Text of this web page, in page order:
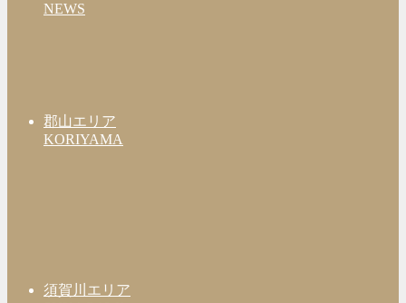
NEWS
郡山エリア
KORIYAMA
須賀川エリア